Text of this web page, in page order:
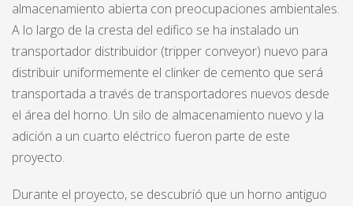
almacenamiento abierta con preocupaciones ambientales.
A lo largo de la cresta del edifico se ha instalado un
transportador distribuidor (tripper conveyor) nuevo para
distribuir uniformemente el clinker de cemento que será
transportada a través de transportadores nuevos desde
el área del horno. Un silo de almacenamiento nuevo y la
adición a un cuarto eléctrico fueron parte de este
proyecto.
Durante el proyecto, se descubrió que un horno antiguo